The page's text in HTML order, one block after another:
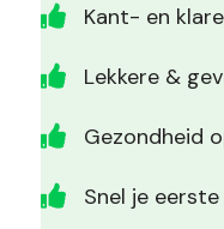
Kant- en
Lekkere &
Gezondheid
Snel je